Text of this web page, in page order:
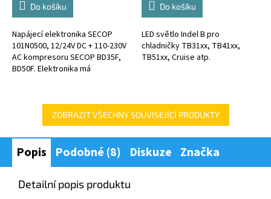
Do košíku
Napájecí elektronika SECOP
101N0500, 12/24V DC + 110-230V
AC kompresoru SECOP BD35F,
BD50F. Elektronika má
prioritní...
Do košíku
LED světlo Indel B pro
chladničky TB31xx, TB41xx,
TB51xx, Cruise atp.
ZOBRAZIT VŠECHNY SOUVISEJÍCÍ PRODUKTY
Popis Podobné (8) Diskuze Značka
Detailní popis produktu